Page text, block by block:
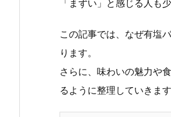
「まずい」と感じる人も
この記事では、なぜ有塩
ります。
さらに、味わいの魅力や
るように整理していきます